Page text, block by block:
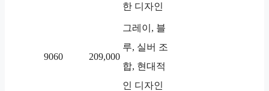
한 디자인
9060 209,000
그레이, 블
루, 실버 조
합, 현대적
인 디자인